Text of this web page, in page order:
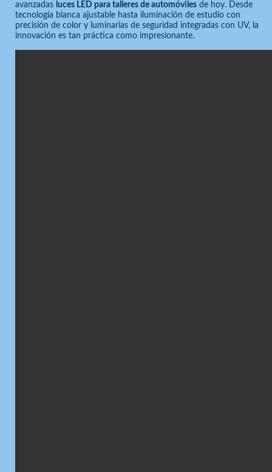
avanzadas luces LED para talleres de automóvilesde hoy. Desde
tecnología blanca ajustable hasta iluminación de estudio con
precisión de color y luminarias de seguridad integradas con UV, la
innovación es tan práctica como impresionante.